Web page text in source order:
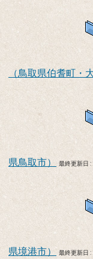
（鳥取県伯耆町・
県鳥取市） 最終更新日
県境港市） 最終更新日